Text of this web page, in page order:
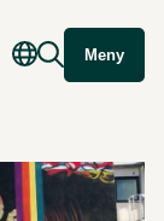
Meny